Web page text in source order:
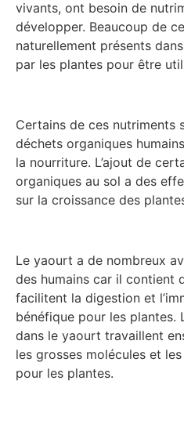
vivants, ont besoin de
développer. Beaucoup de
naturellement présents
par les plantes pour être
Certains de ces nutriments
déchets organiques
la nourriture. L’ajout de
organiques au sol a des
sur la croissance des
Le yaourt a de nombreux
des humains car il contient
facilitent la digestion et
bénéfique pour les plantes.
dans le yaourt travaillent
les grosses molécules et
pour les plantes.